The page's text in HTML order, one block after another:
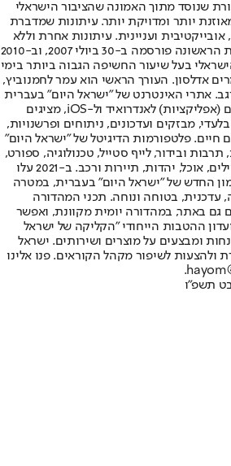
שנוסד מתוך האמונה שהציבור הישראלי
יותר ומדויקת יותר. עיתונות שמדברת
ועניינית. עיתונות אחרת וללא
תשלום. המהדורה המודפסת הראשונה פורסמה ב-30 ביולי 2007, וב-2010
בעל שיעור החשיפה הגבוה ביותר בימי
אדלסון. העורך הראשי הוא עמר לחמנוביץ,
אתרי האינטרנט של "ישראל היום" בעברית
ובאנגלית, כמו כן היישומונים (אפליקציות) לאנדרואיד ול-iOS, מציגים
מבזקים ועדכונים, ניתוחים ופרשנויות,
חיים. פלטפורמות הדיגיטל של "ישראל היום"
ובידור, לייף סטייל, טכנולוגיה, ספורט,
כלכלה וצרכנות, בריאות, חיילים, אוכל, יהדות, תיירות ורכב. ב-2021 עלו
החדש של "ישראל היום" בעברית, במטרה
עדכנית, בטוחה ונוחה. תכני המהדורה
גם באתר, במהדורה יומית מקוונת, ואפשר
ההטבות הייחודי "הקליקה של ישראל
ומבצעים על מוצרים ושירותים. ישראל
ולהצעות לשיפור מקהל הקוראים. פנו אלינו
תשפ"ו